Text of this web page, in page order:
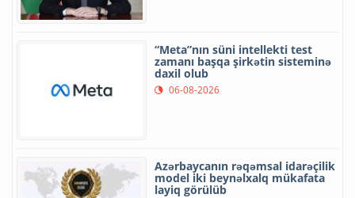
“Meta”nın süni intellekti test
zamanı başqa şirkətin sisteminə
daxil olub
06-08-2026
Azərbaycanın rəqəmsal idarəçilik
model iki beynəlxalq mükafata
layiq görülüb